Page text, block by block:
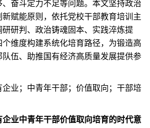
奋斗定力不足等问题。本文坚持政治
赋能原则，依托党校干部教育培训主
研研判、政治铸魂固本、实践淬炼提
维度构建系统化培育路径，为锻造高
伍、助推国有经济高质量发展提供参
；中青年干部；价值取向；干部培
企业中青年干部价值取向培育的时代意